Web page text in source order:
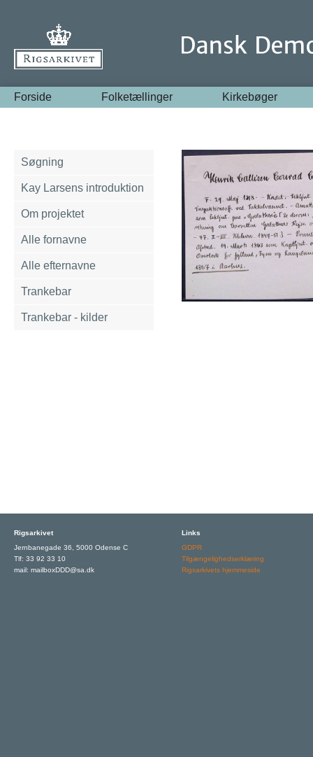
Forside Folketællinger Kirkebøger
Søgning
Kay Larsens introduktion
Om projektet
Alle fornavne
Alle efternavne
Trankebar
Trankebar - kilder
Rigsarkivet
Jernbanegade 36, 5000 Odense C
Tlf: 33 92 33 10
mail: mailboxDDD@sa.dk
Links
GDPR
Tilgængelighedserklæring
Rigsarkivets hjemmeside